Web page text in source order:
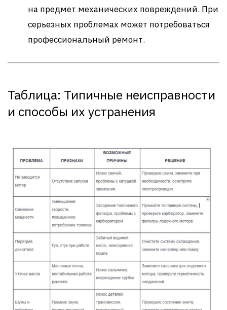
на предмет механических повреждений. При
серьезных проблемах может потребоваться
профессиональный ремонт.
Таблица: Типичные неисправности
и способы их устранения